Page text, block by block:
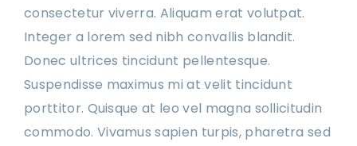
consectetur viverra. Aliquam erat volutpat.
Integer a lorem sed nibh convallis blandit.
Donec ultrices tincidunt pellentesque.
Suspendisse maximus mi at velit tincidunt
porttitor. Quisque at leo vel magna sollicitudin
commodo. Vivamus sapien turpis, pharetra sed